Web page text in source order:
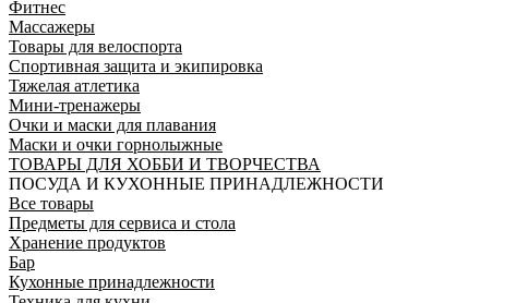
Фитнес
Массажеры
Товары для велоспорта
Спортивная защита и экипировка
Тяжелая атлетика
Мини-тренажеры
Очки и маски для плавания
Маски и очки горнолыжные
ТОВАРЫ ДЛЯ ХОББИ И ТВОРЧЕСТВА
ПОСУДА И КУХОННЫЕ ПРИНАДЛЕЖНОСТИ
Все товары
Предметы для сервиса и стола
Хранение продуктов
Бар
Кухонные принадлежности